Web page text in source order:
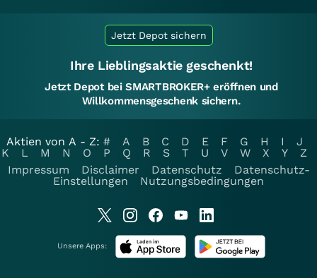
Jetzt Depot sichern
Ihre Lieblingsaktie geschenkt!
Jetzt Depot bei SMARTBROKER+ eröffnen und
Willkommensgeschenk sichern.
Aktien von A - Z: # A B C D E F G H I
J
K
L M N O P Q R S T U V W X Y
Z
Impressum
Disclaimer Datenschutz
Datenschutz-
Einstellungen
Nutzungsbedingungen
Unsere Apps: